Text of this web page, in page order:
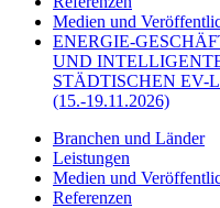
Medien und
ENERGIE-
UND
STÄDTISCHEN EV-
(15.-19.11.2026)
Branchen und Länder
Leistungen
Medien und
Referenzen